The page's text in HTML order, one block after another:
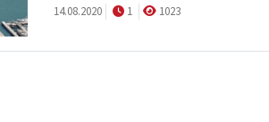
14.08.2020
1 1023